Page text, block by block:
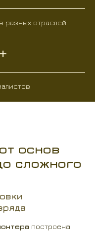
разных отраслей
основ
сложного
построена